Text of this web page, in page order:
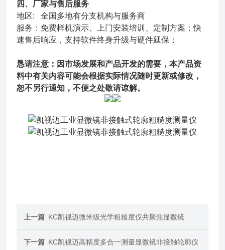
四、厂家与售后服务
地区: 全国多地有分支机构与服务商
服务：免费样机演示、上门安装培训、定制方案；快
速售后响应，支持软件终身升级与硬件延保；
恳请注意：因市场发展和产品开发的需要，本产品资
料中有关内容可能会根据实际情况随时更新或修改，
恕不另行通知，不便之处敬请谅解。
上一篇 KC凯视迈微米级光学粗糙度仪共聚焦显微镜
下一篇 KC凯视迈高精度多合一测量显微镜非接触轮廓仪